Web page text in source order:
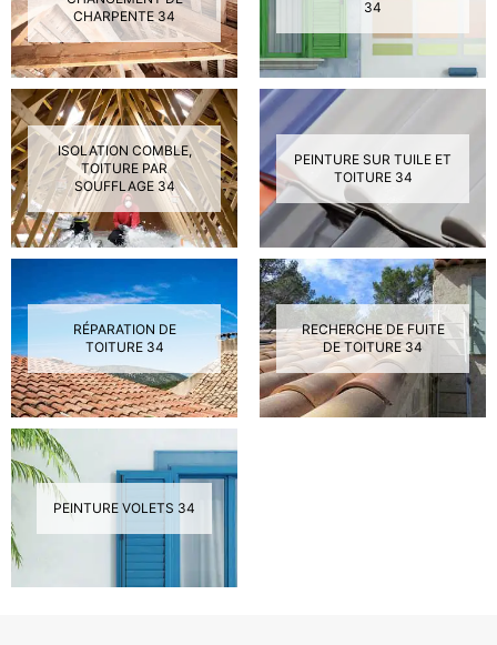
CHARPENTE 34
34
ISOLATION COMBLE,
TOITURE PAR
SOUFFLAGE 34
PEINTURE SUR TUILE ET
TOITURE 34
RÉPARATION DE
TOITURE 34
RECHERCHE DE FUITE
DE TOITURE 34
PEINTURE VOLETS 34